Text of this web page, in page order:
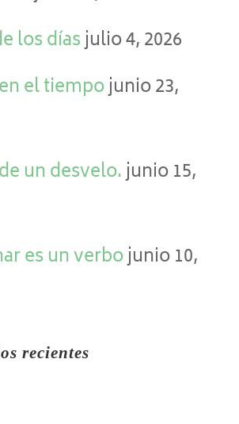
los díasjulio 4, 2026
el tiempojunio 23,
un desvelo.junio 15,
es un verbojunio 10,
recientes